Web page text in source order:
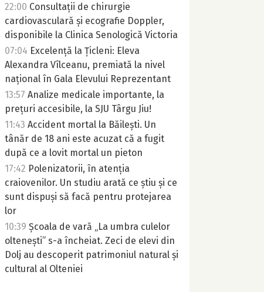
22:00 Consultații de chirurgie
cardiovasculară și ecografie Doppler,
disponibile la Clinica Senologică Victoria
07:04 Excelență la Țicleni: Eleva
Alexandra Vîlceanu, premiată la nivel
național în Gala Elevului Reprezentant
13:57 Analize medicale importante, la
prețuri accesibile, la SJU Târgu Jiu!
11:43 Accident mortal la Băilești. Un
tânăr de 18 ani este acuzat că a fugit
după ce a lovit mortal un pieton
17:42 Polenizatorii, în atenția
craiovenilor. Un studiu arată ce știu și ce
sunt dispuși să facă pentru protejarea
lor
10:39 Școala de vară „La umbra culelor
oltenești” s-a încheiat. Zeci de elevi din
Dolj au descoperit patrimoniul natural și
cultural al Olteniei